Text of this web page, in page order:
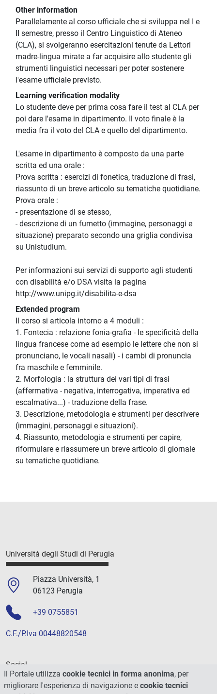
Other information
Parallelamente al corso ufficiale che si sviluppa nel I e
II semestre, presso il Centro Linguistico di Ateneo
(CLA), si svolgeranno esercitazioni tenute da Lettori
madre-lingua mirate a far acquisire allo studente gli
strumenti linguistici necessari per poter sostenere
l'esame ufficiale previsto.
Learning verification modality
Lo studente deve per prima cosa fare il test al CLA per
poi dare l'esame in dipartimento. Il voto finale è la
media fra il voto del CLA e quello del dipartimento.
L'esame in dipartimento è composto da una parte
scritta ed una orale :
Prova scritta : esercizi di fonetica, traduzione di frasi,
riassunto di un breve articolo su tematiche quotidiane.
Prova orale :
- presentazione di se stesso,
- descrizione di un fumetto (immagine, personaggi e
situazione) preparato secondo una griglia condivisa
su Unistudium.
Per informazioni sui servizi di supporto agli studenti
con disabilità e/o DSA visita la pagina
http://www.unipg.it/disabilita-e-dsa
Extended program
Il corso si articola intorno a 4 moduli :
1. Fontecia : relazione fonia-grafia - le specificità della
lingua francese come ad esempio le lettere che non si
pronunciano, le vocali nasali) - i cambi di pronuncia
fra maschile e femminile.
2. Morfologia : la struttura dei vari tipi di frasi
(affermativa - negativa, interrogativa, imperativa ed
escalmativa...) - traduzione della frase.
3. Descrizione, metodologia e strumenti per descrivere
(immagini, personaggi e situazioni).
4. Riassunto, metodologia e strumenti per capire,
riformulare e riassumere un breve articolo di giornale
su tematiche quotidiane.
Università degli Studi di Perugia
Piazza Università, 1
06123 Perugia
+39 0755851
C.F./P.Iva 00448820548
Social
Il Portale utilizza cookie tecnici in forma anonima, per
migliorare l'esperienza di navigazione e cookie tecnici